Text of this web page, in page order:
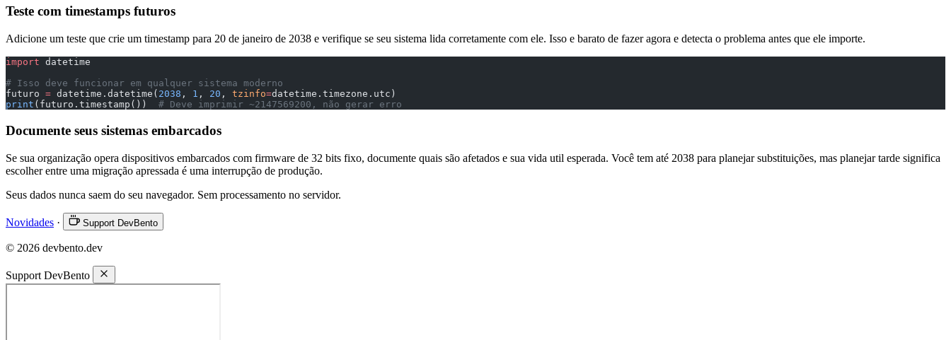
Teste com timestamps futuros
Adicione um teste que crie um timestamp para 20 de janeiro de 2038 e verifique se seu sistema lida corretamente com ele. Isso e barato de fazer agora e detecta o problema antes que ele importe.
import datetime
# Isso deve funcionar em qualquer sistema moderno
futuro = datetime.datetime( 2038 , 1 , 20 , tzinfo=datetime.timezone.utc)
print (futuro.timestamp()) # Deve imprimir ~2147569200, não gerar erro
Documente seus sistemas embarcados
Se sua organização opera dispositivos embarcados com firmware de 32 bits fixo, documente quais são afetados e sua vida util esperada. Você tem até 2038 para planejar substituições, mas planejar tarde significa
escolher entre uma migração apressada é uma interrupção de produção.
Seus dados nunca saem do seu navegador. Sem processamento no servidor.
Novidades · Support DevBento
© 2026 devbento.dev
Support DevBento